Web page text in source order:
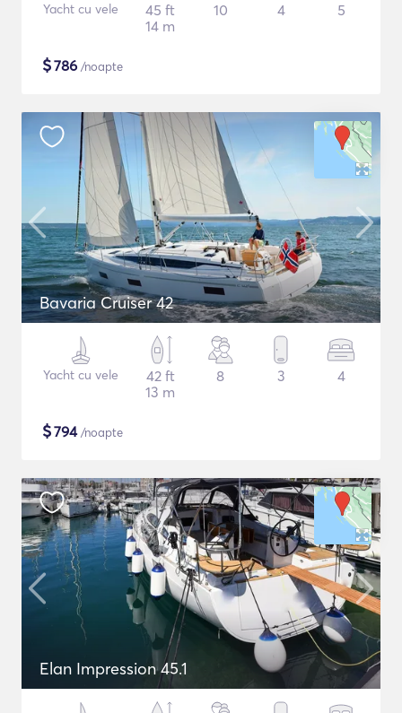
Yacht cu vele
45 ft
14 m
10 4 5
$786 /noapte
Bavaria Cruiser 42
Yacht cu vele
42 ft
13 m
8 3 4
$794/noapte
Elan Impression 45.1